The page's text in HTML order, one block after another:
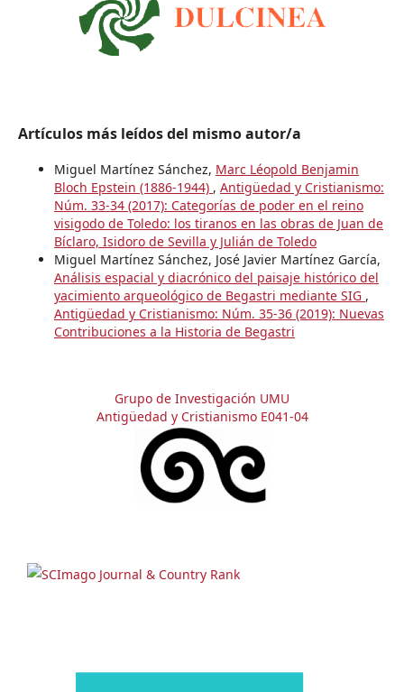
Artículos más leídos del mismo autor/a
Miguel Martínez Sánchez, Marc Léopold Benjamin
Bloch Epstein (1886-1944) , Antigüedad y Cristianismo:
Núm. 33-34 (2017): Categorías de poder en el reino
visigodo de Toledo: los tiranos en las obras de Juan de
Bíclaro, Isidoro de Sevilla y Julián de Toledo
Miguel Martínez Sánchez, José Javier Martínez García,
Análisis espacial y diacrónico del paisaje histórico del
yacimiento arqueológico de Begastri mediante SIG ,
Antigüedad y Cristianismo: Núm. 35-36 (2019): Nuevas
Contribuciones a la Historia de Begastri
Grupo de Investigación UMU
Antigüedad y Cristianismo E041-04